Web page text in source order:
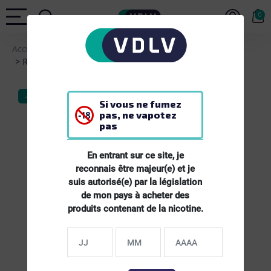
Si vous ne fumez
pas, ne vapotez
pas
En entrant sur ce site, je
reconnais être majeur(e) et je
suis autorisé(e) par la législation
de mon pays à acheter des
produits contenant de la nicotine.
0
Accueil
MATERIEL
Résistances pour Kit Drag X & Vinci Voopoo
-20%